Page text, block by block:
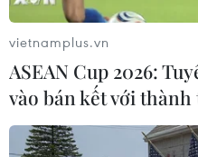
vietnamplus.vn
ASEAN Cup 2026:
vào bán kết với